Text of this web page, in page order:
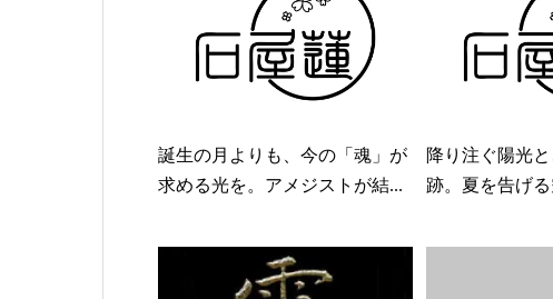
誕生の月よりも、今の「魂」が
求める光を。アメジストが結...
降り注ぐ陽光
跡。夏を告げ